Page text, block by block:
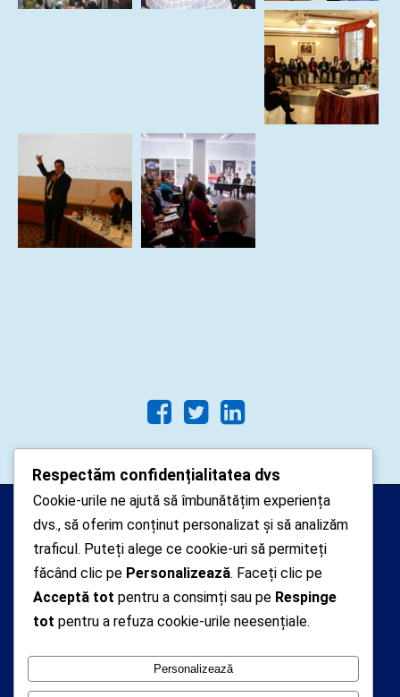
Arhipelago Interactive © 2010-
2024. Toate drepturile rezervate.
Datele cu caracter personal
colectate pe acest site sunt administrate de un
operator
Nationala de Supraveghere a Prelucrarii Datelor cu
Respectăm confidențialitatea dvs
Cookie-urile ne ajută să îmbunătățim experiența
dvs., să oferim conținut personalizat și să analizăm
traficul. Puteți alege ce cookie-uri să permiteți
făcând clic pe Personalizează. Faceți clic pe
Acceptă tot pentru a consimți sau pe Respinge
tot pentru a refuza cookie-urile neesențiale.
Personalizează